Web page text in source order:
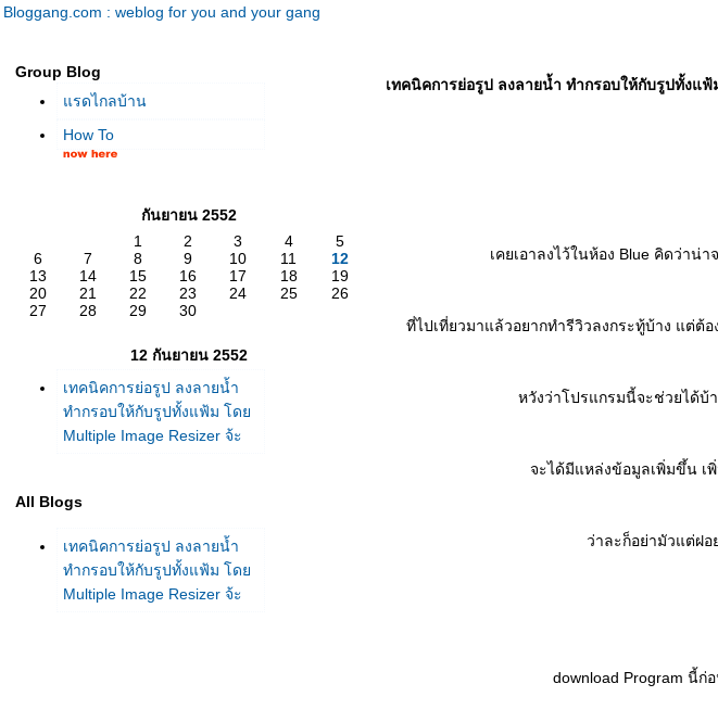
Bloggang.com : weblog for you and your gang
Group Blog
รดไกลบ้าน
How To
กันยายน 2552
1
2 3 4
5
6
7 8 9 10 11
12
13
14 15 16 17 18
19
20
21 22 23 24 25
26
27
28 29 30
12 กันยายน 2552
เทคนิคการย่อรูป ลงลายน้ำ
ทำกรอบให้กับรูปทั้งแฟ้ม โด
Multiple Image Resizer จ้ะ
All Blogs
เทคนิคการย่อรูป ลงลายน้ำ
ทำกรอบให้กับรูปทั้งแฟ้ม โด
Multiple Image Resizer จ้ะ
เทคนิคการย่อรูป ลงลายน้ำ ทำกรอบให้กับรูปทั้งแ
เคยเอาลงไว้ในห้อง Blue คิดว่า
ที่ไปเที่ยวมาแล้วอยากทำรีวิวลงกระทู้บ้าง แต่ต้
หวังว่าโปรแกรมนี้จะช่วยได้บ้
จะได้มีแหล่งข้อมูลเพิ่มขึ้น เ
ว่าละก็อย่ามัวแต่ฝอ
download Program นี้ก่